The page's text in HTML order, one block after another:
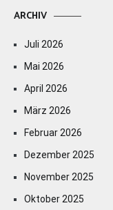
ARCHIV
Juli 2026
Mai 2026
April 2026
März 2026
Februar 2026
Dezember 2025
November 2025
Oktober 2025